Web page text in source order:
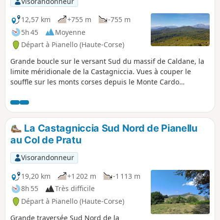
12,57 km
+755 m
-755 m
5h 45
Moyenne
Départ à Pianello (Haute-Corse)
Grande boucle sur le versant Sud du massif de Caldane, la
limite méridionale de la Castagniccia. Vues à couper le
souffle sur les monts corses depuis le Monte Cardo
Costa Verde. La Pointe de l'Orsaja est le sommet le plus bas
du massif et y monter ouvre sur la vallée de l'Alesani et au
loin son barrage, les plages d'Alistro. On rencontre
beaucoup d'oiseaux sur ce parcours, des vaches, des
brebis....
La Castagniccia Sud Nord de Pianellu
au Col de Pratu
Visorandonneur
19,20 km
+1 202 m
-1 113 m
8h 55
Très difficile
Départ à Pianello (Haute-Corse)
Grande traversée Sud Nord de la